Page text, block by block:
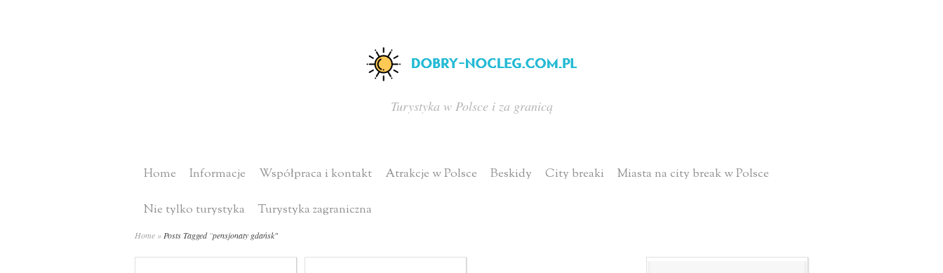
Turystyka w Polsce i za granicą
Home Informacje Współpraca i kontakt Atrakcje w Polsce Beskidy City breaki Miasta na city break w Polsce
Nie tylko turystyka Turystyka zagraniczna
Home » Posts Tagged "pensjonaty gdańsk"